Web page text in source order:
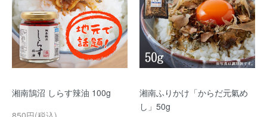
湘南鵠沼 しらす辣油 100g
湘南ふりかけ「からだ元氣め
し」50g